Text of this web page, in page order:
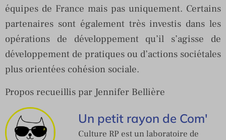
équipes de France mais pas uniquement. Certains
partenaires sont également très investis dans les
opérations de développement qu’il s’agisse de
développement de pratiques ou d’actions sociétales
plus orientées cohésion sociale.
Propos recueillis par Jennifer Bellière
Un petit rayon de Com'
Culture RP est un laboratoire de